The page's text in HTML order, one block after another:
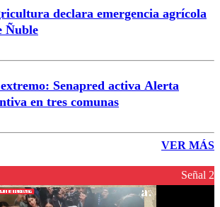
declara emergencia agrícola
Ñuble
Senapred activa Alerta
en tres comunas
VER MÁS
Señal 2